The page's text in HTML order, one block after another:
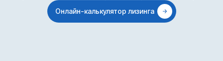
Онлайн-калькулятор лизинга